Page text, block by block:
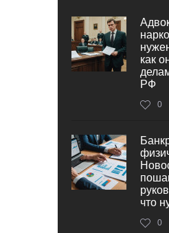
как
РФ
0
что
0